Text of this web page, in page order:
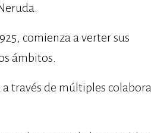
comienza a verter sus
ámbitos.
través de múltiples